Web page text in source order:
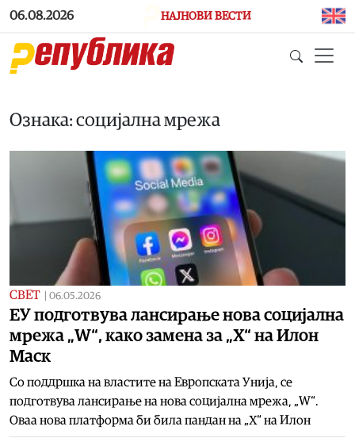
Skip to main content
06.08.2026 НАЈНОВИ ВЕСТИ
Ознака: социјална мрежа
СВЕТ 06.05.2026
ЕУ подготвува лансирање нова социјална
мрежа „W“, како замена за „Х“ на Илон
Маск
Со поддршка на властите на Европската Унија, се
подготвува лансирање на нова социјална мрежа, „W“.
Оваа нова платформа би била пандан на „Х“ на Илон